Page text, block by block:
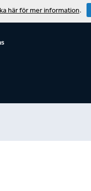
här för mer information.